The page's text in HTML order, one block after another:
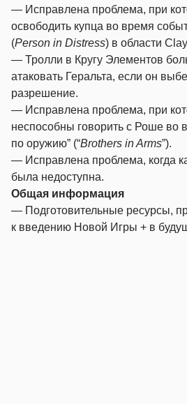
— Исправлена проблема, при
освободить купца во время
(Person in Distress) в области
— Тролли в Кругу Элементов
атаковать Геральта, если он
разрешение.
— Исправлена проблема, при
неспособны говорить с Роше во
по оружию” (“Brothers in Arms”).
— Исправлена проблема, когда
была недоступна.
Общая информация
— Подготовительные ресурсы,
к введению Новой Игры + в